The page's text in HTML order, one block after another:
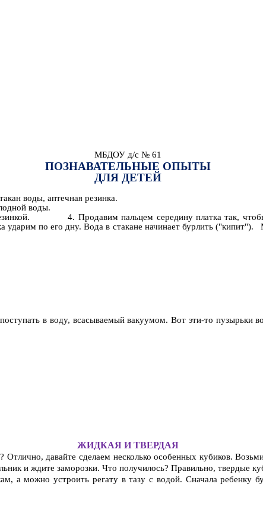
МБДОУ д/с № 61
ПОЗНАВАТЕЛЬНЫЕ ОПЫТЫ
ДЛЯ ДЕТЕЙ
воды, аптечная резинка.
воды.
4. Продавим пальцем середину платка так,
ударим по его дну. Вода в стакане начинает бурлить
в воду, всасываемый вакуумом. Вот эти-то пузырьки
ЖИДКАЯ И ТВЕРДАЯ
давайте сделаем несколько особенных кубиков.
и ждите заморозки. Что получилось? Правильно, твердые
а можно устроить регату в тазу с водой. Сначала ребенку